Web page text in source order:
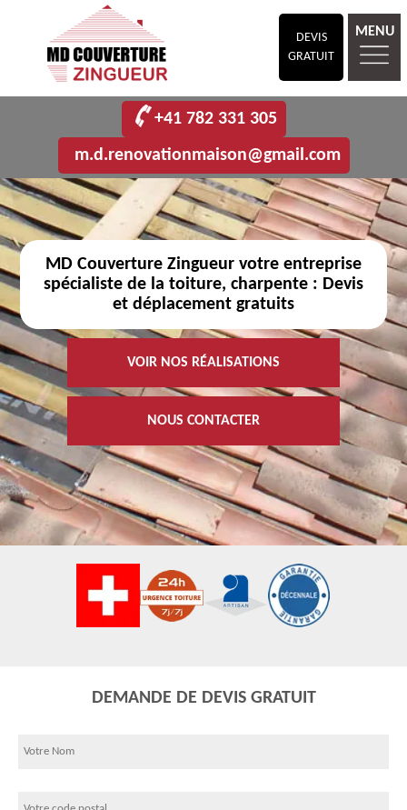
DEVIS
GRATUIT
MENU
+41 782 331 305
m.d.renovationmaison@gmail.com
MD Couverture Zingueur votre entreprise
spécialiste de la toiture, charpente : Devis
et déplacement gratuits
VOIR NOS RÉALISATIONS
NOUS CONTACTER
DEMANDE DE DEVIS GRATUIT